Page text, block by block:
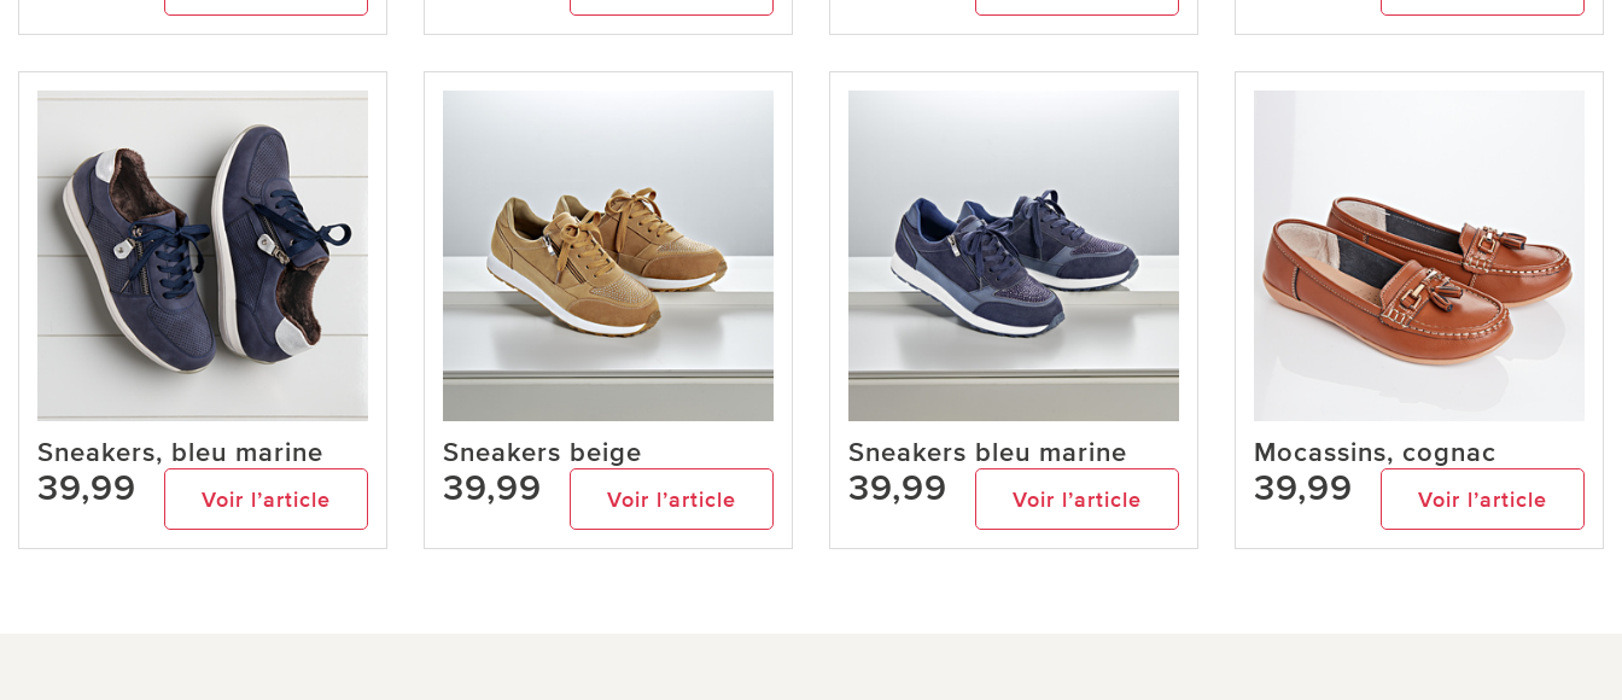
Sneakers, bleu marine
39,99 Voir l’article
Sneakers beige
39,99 Voir l’article
Sneakers bleu marine
39,99 Voir l’article
Mocassins, cognac
39,99 Voir l’article